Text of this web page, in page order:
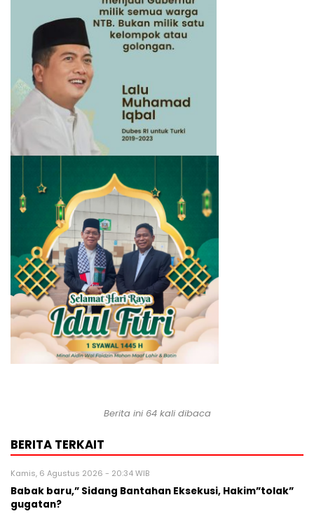
Berita ini 64 kali dibaca
BERITA TERKAIT
Kamis, 6 Agustus 2026 - 20:34 WIB
Babak baru,” Sidang Bantahan Eksekusi, Hakim”tolak”
gugatan?